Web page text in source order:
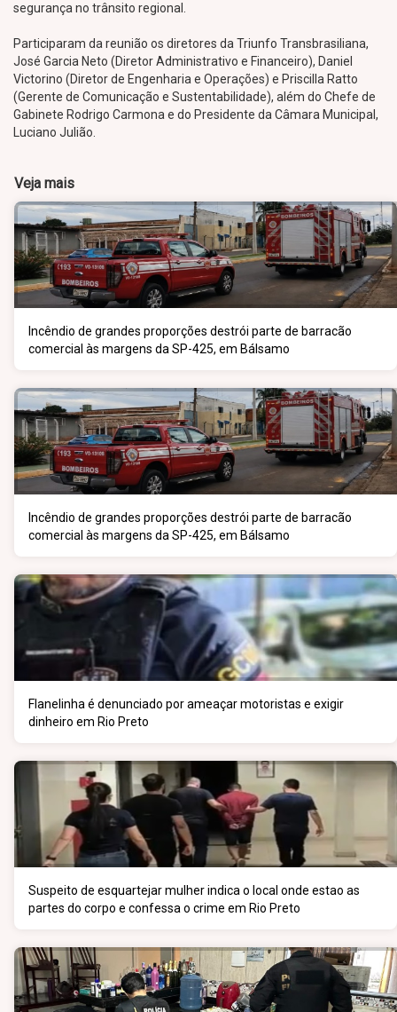
segurança no trânsito regional.
Participaram da reunião os diretores da Triunfo Transbrasiliana,
José Garcia Neto (Diretor Administrativo e Financeiro), Daniel
Victorino (Diretor de Engenharia e Operações) e Priscilla Ratto
(Gerente de Comunicação e Sustentabilidade), além do Chefe de
Gabinete Rodrigo Carmona e do Presidente da Câmara Municipal,
Luciano Julião.
Veja mais
Incêndio de grandes proporções destrói parte de barracão
comercial às margens da SP-425, em Bálsamo
Incêndio de grandes proporções destrói parte de barracão
comercial às margens da SP-425, em Bálsamo
Flanelinha é denunciado por ameaçar motoristas e exigir
dinheiro em Rio Preto
Suspeito de esquartejar mulher indica o local onde estao as
partes do corpo e confessa o crime em Rio Preto